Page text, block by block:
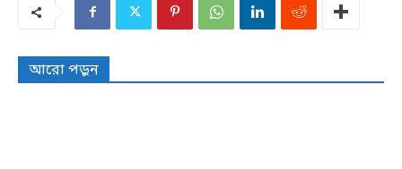
আরো পড়ুন